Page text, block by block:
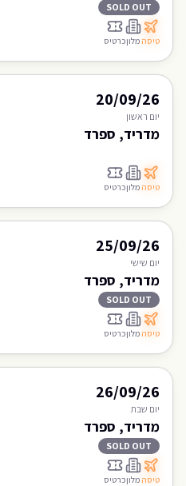
SOLD OUT
טיסה מלוןכרטיס
20/09/26
יום ראשון
מדריד, ספרד
טיסה מלוןכרטיס
25/09/26
יום שישי
מדריד, ספרד
SOLD OUT
טיסה מלוןכרטיס
26/09/26
יום שבת
מדריד, ספרד
SOLD OUT
טיסה מלוןכרטיס